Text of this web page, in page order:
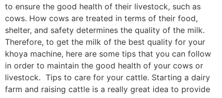
to ensure the good health of their livestock, such as
cows. How cows are treated in terms of their food,
shelter, and safety determines the quality of the milk.
Therefore, to get the milk of the best quality for your
khoya machine, here are some tips that you can follow
in order to maintain the good health of your cows or
livestock. Tips to care for your cattle. Starting a dairy
farm and raising cattle is a really great idea to provide